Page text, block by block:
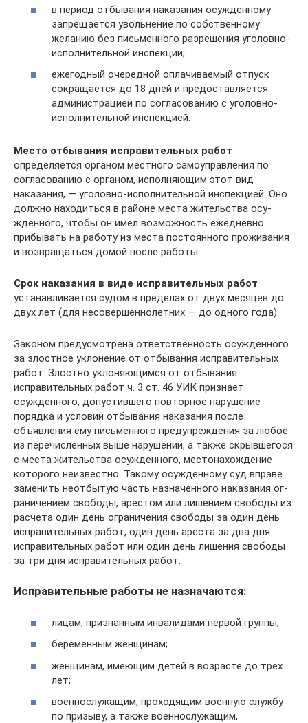
в период отбы­вания наказания осужденному
запрещается увольнение по собственному
желанию без письменного разрешения уголовно-
испол­нительной инспекции;
ежегодный очередной оплачиваемый отпуск
сокращается до 18 дней и предоставляется
администраци­ей по согласованию с уголовно-
исполнительной инспекцией.
Место отбывания исправительных работ
определяется орга­ном местного самоуправления по
согласованию с органом, ис­полняющим этот вид
наказания, — уголовно-исполнительной ин­спекцией. Оно
должно находиться в районе места жительства осу­
жденного, чтобы он имел возможность ежедневно
прибывать на работу из места постоянного проживания
и возвращаться домой после работы.
Срок наказания в виде исправительных работ
устанавливается судом в пределах от двух месяцев до
двух лет (для несовершенно­летних — до одного года).
Законом предусмотрена ответственность осужденного
за зло­стное уклонение от отбывания исправительных
работ. Злостно уклоняющимся от отбывания
исправительных работ ч. 3 ст. 46 УИК признает
осужденного, допустившего повторное нарушение
порядка и условий отбывания наказания после
объявления ему письменного предупреждения за любое
из перечисленных выше нарушений, а также скрывшегося
с места жительства осужденно­го, местонахождение
которого неизвестно. Такому осужденному суд вправе
заменить неотбытую часть назначенного наказания ог­
раничением свободы, арестом или лишением свободы из
расчета один день ограничения свободы за один день
исправительных ра­бот, один день ареста за два дня
исправительных работ или один день лишения свободы
за три дня исправительных работ.
Исправительные работы не назначаются:
лицам, признанным инвалидами первой группы;
беременным женщинам;
женщинам, имеющим детей в возрасте до трех
лет;
военнослужащим, проходящим военную службу
по призыву, а также военнослужащим,